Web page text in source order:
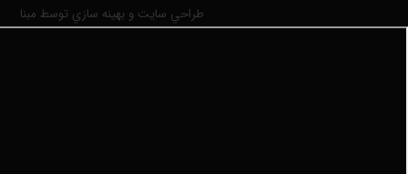
طراحي سايت و بهينه سازي توسط مبنا